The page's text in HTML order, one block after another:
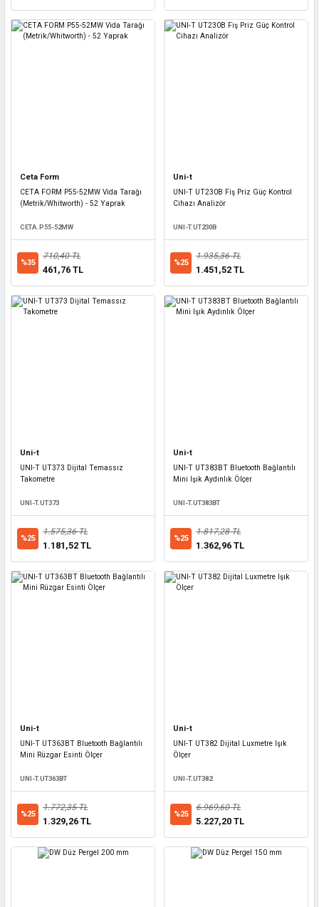
Ceta Form
CETA FORM P55-52MW Vida Tarağı
(Metrik/Whitworth) - 52 Yaprak
CETA.P55-52MW
%35
710,40 TL
461,76 TL
Uni-t
UNI-T UT230B Fiş Priz Güç Kontrol
Cihazı Analizör
UNI-T.UT230B
%25
1.935,36 TL
1.451,52 TL
Uni-t
UNI-T UT373 Dijital Temassız
Takometre
UNI-T.UT373
%25
1.575,36 TL
1.181,52 TL
Uni-t
UNI-T UT383BT Bluetooth Bağlantılı
Mini Işık Aydınlık Ölçer
UNI-T.UT383BT
%25
1.817,28 TL
1.362,96 TL
Uni-t
UNI-T UT363BT Bluetooth Bağlantılı
Mini Rüzgar Esinti Ölçer
UNI-T.UT363BT
%25
1.772,35 TL
1.329,26 TL
Uni-t
UNI-T UT382 Dijital Luxmetre Işık
Ölçer
UNI-T.UT382
%25
6.969,60 TL
5.227,20 TL